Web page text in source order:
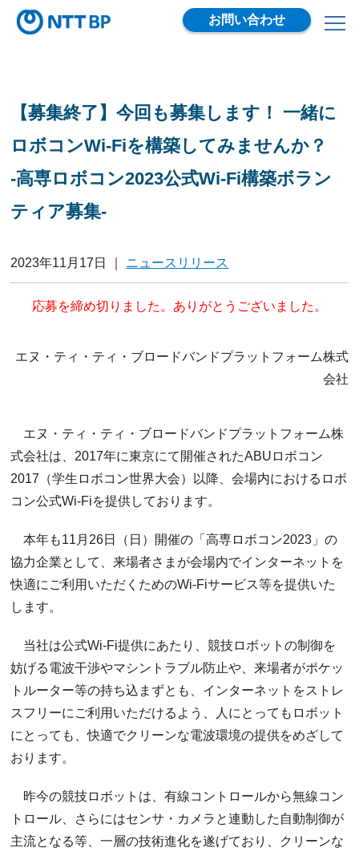
お問い合わせ
【募集終了】今回も募集します！ 一緒に
ロボコンWi-Fiを構築してみませんか？
-高専ロボコン2023公式Wi-Fi構築ボラン
ティア募集-
2023年11月17日 ニュースリリース
応募を締め切りました。ありがとうございました。
エヌ・ティ・ティ・ブロードバンドプラットフォーム株式
会社
エヌ・ティ・ティ・ブロードバンドプラットフォーム株
式会社は、2017年に東京にて開催されたABUロボコン
2017（学生ロボコン世界大会）以降、会場内におけるロボ
コン公式Wi-Fiを提供しております。
本年も11月26日（日）開催の「高専ロボコン2023」の
協力企業として、来場者さまが会場内でインターネットを
快適にご利用いただくためのWi-Fiサービス等を提供いた
します。
当社は公式Wi-Fi提供にあたり、競技ロボットの制御を
妨げる電波干渉やマシントラブル防止や、来場者がポケッ
トルーター等の持ち込まずとも、インターネットをストレ
スフリーにご利用いただけるよう、人にとってもロボット
にとっても、快適でクリーンな電波環境の提供をめざして
おります。
昨今の競技ロボットは、有線コントロールから無線コン
トロール、さらにはセンサ・カメラと連動した自動制御が
主流となる等、一層の技術進化を遂げており、クリーンな